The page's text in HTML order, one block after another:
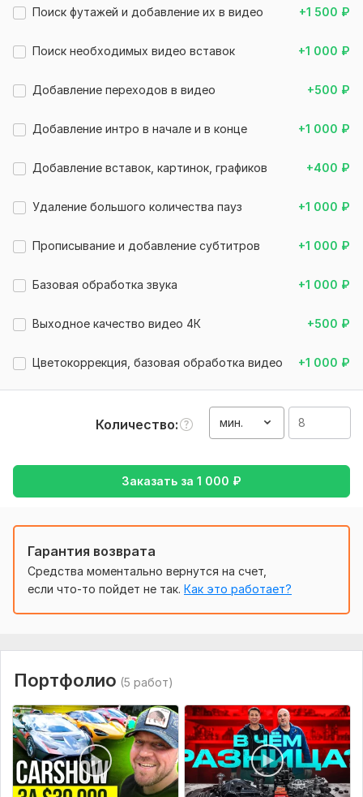
- ролики рекламы товаров;
- обзоры;
Нужно для заказа:
и аудио материалыдля ознакомления
референсы для повторения, что бы Вам понравился
финальный вариант
Постарайтесьдетальнее описать, всё, что может
Поиск футажей и добавление их в видео +1 500 ₽
Поиск необходимых видео вставок +1 000 ₽
Добавление переходов в видео +500 ₽
Добавление интро в начале и в конце +1 000 ₽
Добавление вставок, картинок, графиков +400 ₽
Удаление большого количества пауз +1 000 ₽
Прописывание и добавление субтитров +1 000 ₽
Базовая обработка звука +1 000 ₽
Выходное качество видео 4К +500 ₽
Цветокоррекция, базовая обработка видео +1 000 ₽
Количество мин.
Заказать за 1 000 ₽
Гарантия возврата
Средства моментально вернутся на счет,
если что-то пойдет не так. Как это работает?
Портфолио (5 работ)